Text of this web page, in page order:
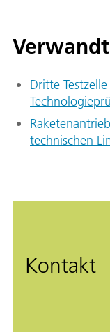
Dritte
technischen
Kontakt